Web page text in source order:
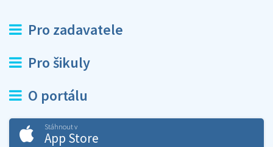
Pro zadavatele
Pro šikuly
O portálu
Stáhnout v
App Store